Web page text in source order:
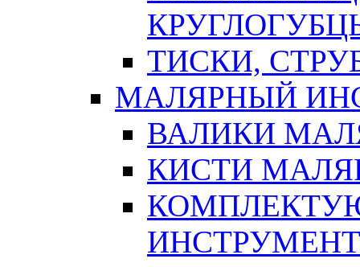
ТИСКИ,
МАЛЯРНЫЙ
ВАЛИКИ
КИСТИ